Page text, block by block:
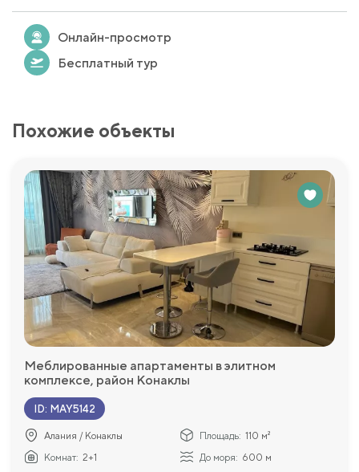
Онлайн-просмотр
Бесплатный тур
Похожие объекты
Меблированные апартаменты в элитном
комплексе, район Конаклы
ID: MAY5142
Алания / Конаклы Площадь: 110 м²
Комнат: 2+1 До моря: 600 м